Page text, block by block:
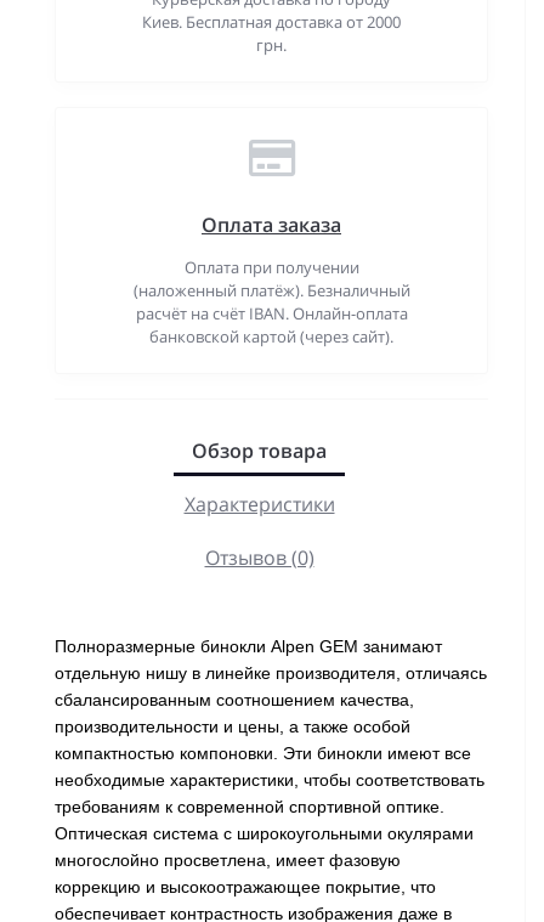
Киев. Бесплатная доставка от 2000
грн.
Оплата заказа
Оплата при получении
(наложенный платёж). Безналичный
расчёт на счёт IBAN. Онлайн-оплата
банковской картой (через сайт).
Обзор товара
Характеристики
Отзывов (0)
Полноразмерные бинокли Alpen GEM занимают
отдельную нишу в линейке производителя, отличаясь
сбалансированным соотношением качества,
производительности и цены, а также особой
компактностью компоновки. Эти бинокли имеют все
необходимые характеристики, чтобы соответствовать
требованиям к современной спортивной оптике.
Оптическая система с широкоугольными окулярами
многослойно просветлена, имеет фазовую
коррекцию и высокоотражающее покрытие, что
обеспечивает контрастность изображения даже в